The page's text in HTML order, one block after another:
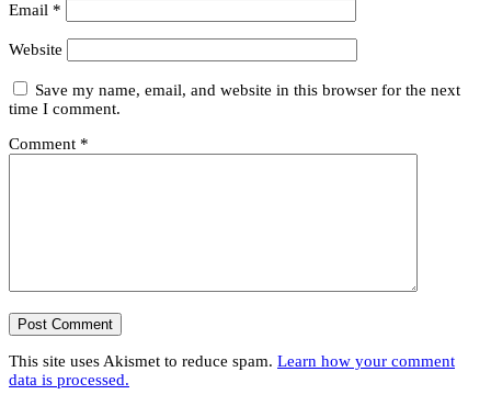
Email *
Website
Save my name, email, and website in this browser for the next
time I comment.
Comment *
This site uses Akismet to reduce spam. Learn how your comment
data is processed.